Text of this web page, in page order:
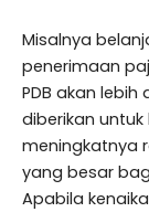
Misalnya
penerimaan
PDB akan lebih
diberikan
meningkatnya
yang besar
Apabila